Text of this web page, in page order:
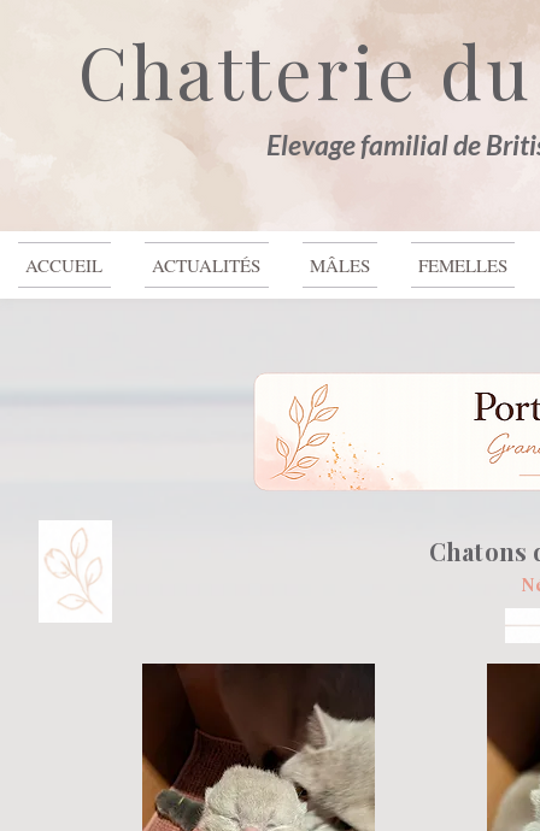
Chatons
Chatterie
Elevage familial de
ACCUEIL ACTUALITÉS MÂLES FEMELLES